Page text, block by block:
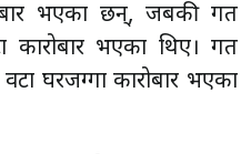
भएका छन्, जबकी गत
कारोबार भएका थिए। गत
घरजग्गा कारोबार भएका